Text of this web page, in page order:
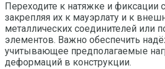
Переходите к натяжке и фиксации
закрепляя их к мауэрлату и к
металлических соединителей или
элементов. Важно обеспечить
учитывающее предполагаемые
деформаций в конструкции.